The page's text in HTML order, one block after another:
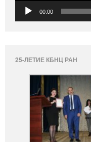
00:00
25-ЛЕТИЕ КБНЦ РАН